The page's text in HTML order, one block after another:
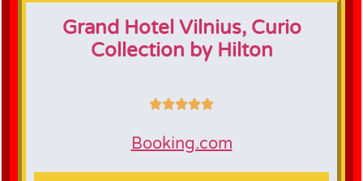
Grand Hotel Vilnius, Curio
Collection by Hilton
Booking.com